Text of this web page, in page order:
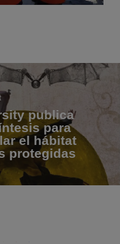
publica
para
el hábitat
protegidas